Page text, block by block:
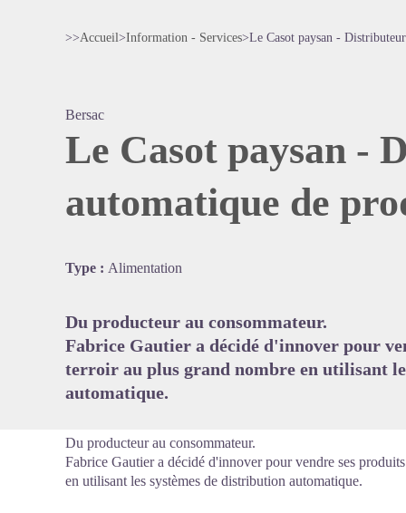
>>Accueil>Information - Services>Le Casot paysan -
Bersac
Le Casot paysan -
automatique de
Type : Alimentation
Du producteur au consommateur.
Fabrice Gautier a décidé d'innover pour
terroir au plus grand nombre en utilisant
automatique.
Du producteur au consommateur.
Fabrice Gautier a décidé d'innover pour vendre ses
en utilisant les systèmes de distribution automatique.